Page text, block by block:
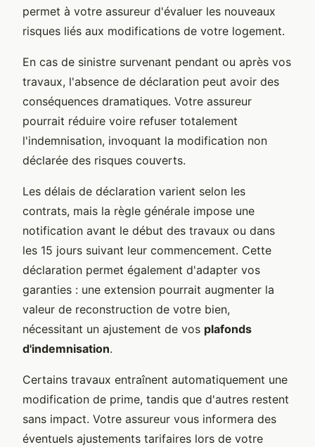
permet à votre assureur d'évaluer les nouveaux
risques liés aux modifications de votre logement.
En cas de sinistre survenant pendant ou après vos
travaux, l'absence de déclaration peut avoir des
conséquences dramatiques. Votre assureur
pourrait réduire voire refuser totalement
l'indemnisation, invoquant la modification non
déclarée des risques couverts.
Les délais de déclaration varient selon les
contrats, mais la règle générale impose une
notification avant le début des travaux ou dans
les 15 jours suivant leur commencement. Cette
déclaration permet également d'adapter vos
garanties : une extension pourrait augmenter la
valeur de reconstruction de votre bien,
nécessitant un ajustement de vos plafonds
d'indemnisation.
Certains travaux entraînent automatiquement une
modification de prime, tandis que d'autres restent
sans impact. Votre assureur vous informera des
éventuels ajustements tarifaires lors de votre